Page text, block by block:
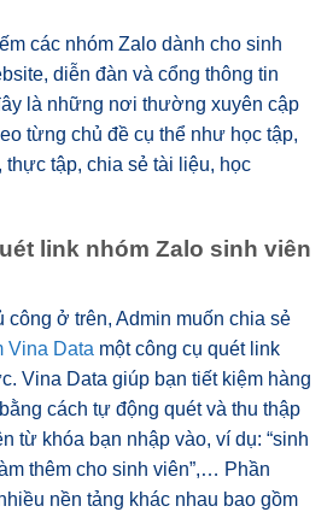
các nhóm Zalo dành cho sinh
diễn đàn và cổng thông tin
là những nơi thường xuyên cập
từng chủ đề cụ thể như học tập,
thực tập, chia sẻ tài liệu, học
link nhóm Zalo sinh viên
công ở trên, Admin muốn chia sẻ
Vina Data một công cụ quét link
Vina Data giúp bạn tiết kiệm hàng
cách tự động quét và thu thập
từ khóa bạn nhập vào, ví dụ: “sinh
thêm cho sinh viên”,… Phần
nền tảng khác nhau bao gồm